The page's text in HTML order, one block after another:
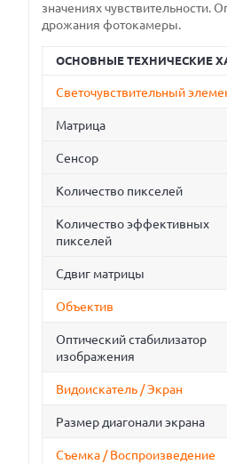
значениях чувствительности.
дрожания фотокамеры.
ОСНОВНЫЕ ТЕХНИЧЕСКИЕ
Светочувствительный
Матрица
Сенсор
Количество пикселей
Количество эффективных
пикселей
Сдвиг матрицы
Объектив
Оптический стабилизатор
изображения
Видоискатель / Экран
Размер диагонали экрана
Съемка / Воспроизведение